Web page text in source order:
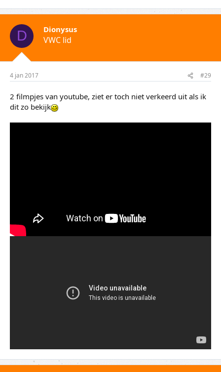
D Dionysus
VWC lid
4 jan 2017 #29
2 filmpjes van youtube, ziet er toch niet verkeerd uit als ik
dit zo bekijk